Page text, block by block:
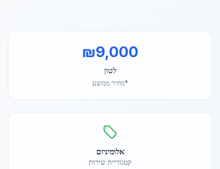
₪9,000
לטון
*מחיר ממוצע
אלומיניום
קטגוריית שירות